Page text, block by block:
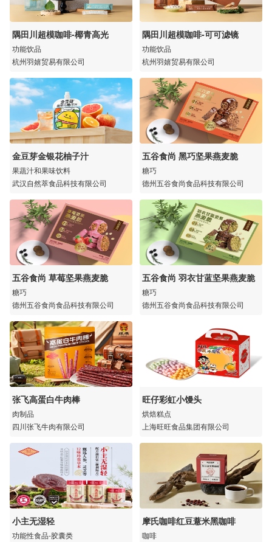
隅田川超模咖啡-椰青高光
功能饮品
杭州羽嬉贸易有限公司
隅田川超模咖啡-可可滤镜
功能饮品
杭州羽嬉贸易有限公司
金豆芽金银花柚子汁
果蔬汁和果味饮料
武汉自然萃食品科技有限公司
五谷食尚 黑巧坚果燕麦脆
糖巧
德州五谷食尚食品科技有限公司
五谷食尚 草莓坚果燕麦脆
糖巧
德州五谷食尚食品科技有限公司
五谷食尚 羽衣甘蓝坚果燕麦脆
糖巧
德州五谷食尚食品科技有限公司
张飞高蛋白牛肉棒
肉制品
四川张飞牛肉有限公司
旺仔彩虹小馒头
烘焙糕点
上海旺旺食品集团有限公司
小主无湿轻
功能性食品-胶囊类
摩氏咖啡红豆薏米黑咖啡
咖啡